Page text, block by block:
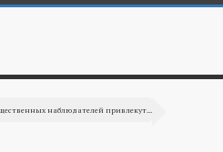
наблюдателей привлекут...